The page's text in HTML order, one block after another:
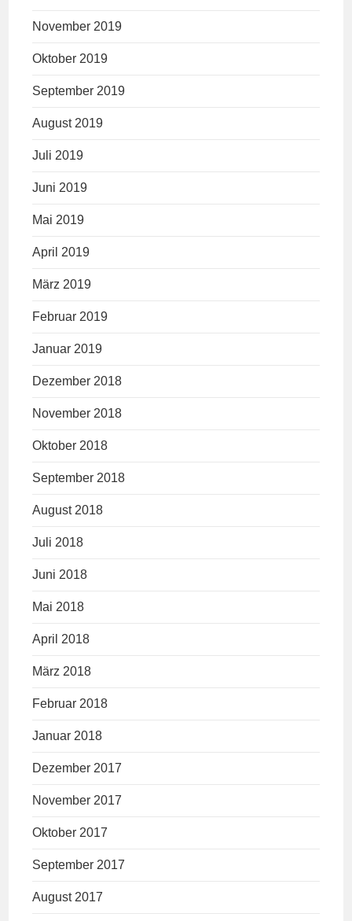
November 2019
Oktober 2019
September 2019
August 2019
Juli 2019
Juni 2019
Mai 2019
April 2019
März 2019
Februar 2019
Januar 2019
Dezember 2018
November 2018
Oktober 2018
September 2018
August 2018
Juli 2018
Juni 2018
Mai 2018
April 2018
März 2018
Februar 2018
Januar 2018
Dezember 2017
November 2017
Oktober 2017
September 2017
August 2017